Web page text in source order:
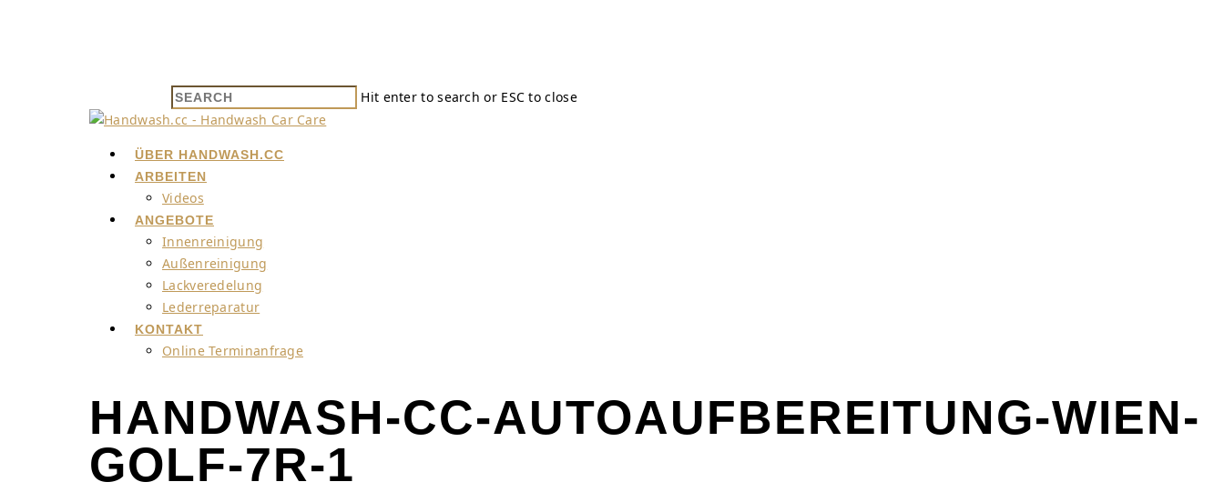
Hit enter to search or ESC to close
ÜBER HANDWASH.CC
ARBEITEN
Videos
ANGEBOTE
Innenreinigung
Außenreinigung
Lackveredelung
Lederreparatur
KONTAKT
Online Terminanfrage
HANDWASH-CC-AUTOAUFBEREITUNG-WIEN-
GOLF-7R-1